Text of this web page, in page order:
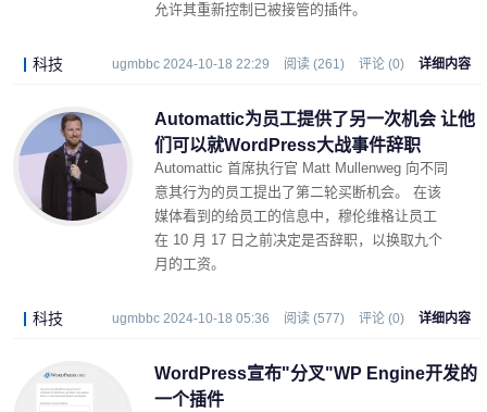
允许其重新控制已被接管的插件。
科技 ugmbbc 2024-10-18 22:29 阅读 (261) 评论 (0) 详细内容
Automattic为员工提供了另一次机会 让他
们可以就WordPress大战事件辞职
Automattic 首席执行官 Matt Mullenweg 向不同
意其行为的员工提出了第二轮买断机会。 在该
媒体看到的给员工的信息中，穆伦维格让员工
在 10 月 17 日之前决定是否辞职，以换取九个
月的工资。
科技 ugmbbc 2024-10-18 05:36 阅读 (577) 评论 (0) 详细内容
WordPress宣布"分叉"WP Engine开发的
一个插件